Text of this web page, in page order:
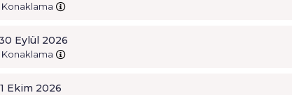
Eylül 2026
Ekim 2026